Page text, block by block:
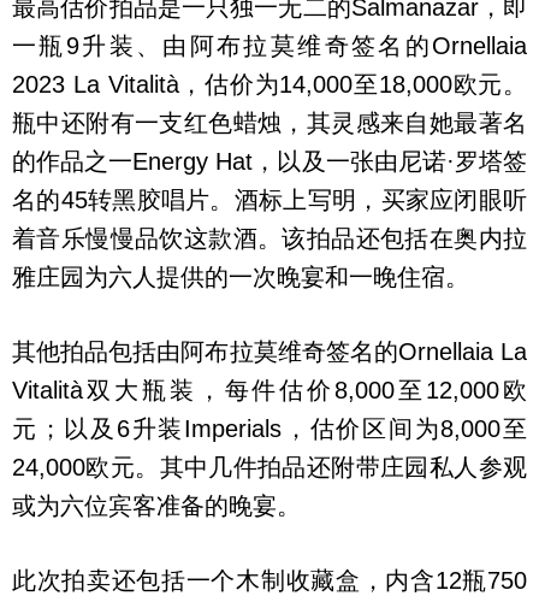
最高估价拍品是一只独一无二的Salmanazar，即
一瓶9升装、由阿布拉莫维奇签名的Ornellaia
2023 La Vitalità，估价为14,000至18,000欧元。
瓶中还附有一支红色蜡烛，其灵感来自她最著名
的作品之一Energy Hat，以及一张由尼诺·罗塔签
名的45转黑胶唱片。酒标上写明，买家应闭眼听
着音乐慢慢品饮这款酒。该拍品还包括在奥内拉
雅庄园为六人提供的一次晚宴和一晚住宿。
其他拍品包括由阿布拉莫维奇签名的Ornellaia La
Vitalità双大瓶装，每件估价8,000至12,000欧
元；以及6升装Imperials，估价区间为8,000至
24,000欧元。其中几件拍品还附带庄园私人参观
或为六位宾客准备的晚宴。
此次拍卖还包括一个木制收藏盒，内含12瓶750